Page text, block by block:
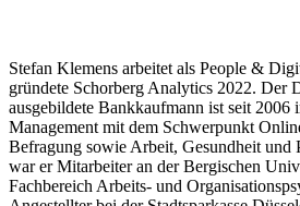
Stefan Klemens arbeitet als People &
gründete Schorberg Analytics 2022. Der
ausgebildete Bankkaufmann ist seit 2006
Management mit dem Schwerpunkt
Befragung sowie Arbeit, Gesundheit und
war er Mitarbeiter an der Bergischen
Fachbereich Arbeits- und